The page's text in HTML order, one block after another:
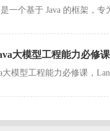
一个基于 Java 的框架，专
大模型工程能力必修
大模型工程能力必修课，